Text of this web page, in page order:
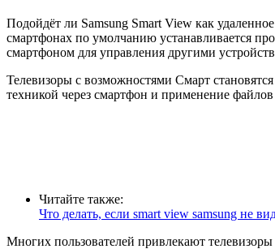
Подойдёт ли Samsung Smart View как
смартфонах по умолчанию устанавливается
смартфоном для управления другими
Телевизоры с возможностями Смарт
техникой через смартфон и применение
Читайте также:
Что делать, если smart view samsung не
Многих пользователей привлекают